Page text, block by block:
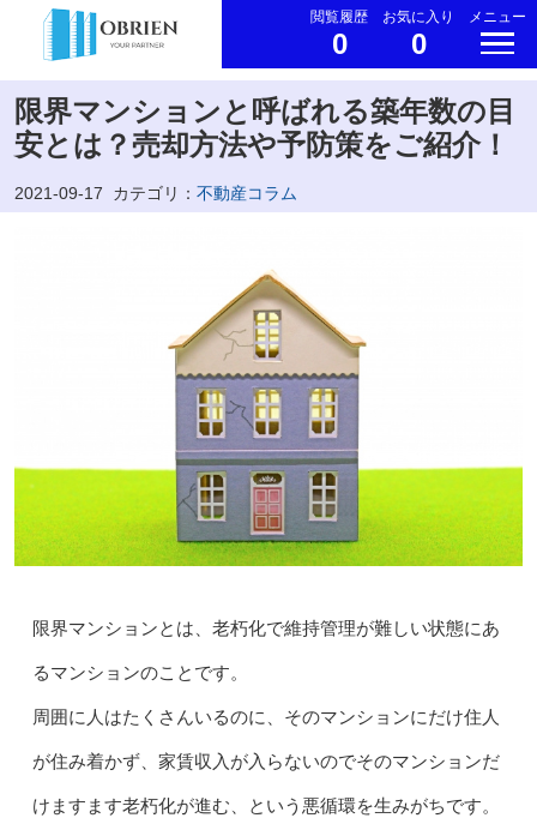
閲覧履歴
0
お気に入り
0
メニュー
限界マンションと呼ばれる築年数の目
安とは？売却方法や予防策をご紹介！
2021-09-17 カテゴリ： 不動産コラム
限界マンションとは、老朽化で維持管理が難しい状態にあ
るマンションのことです。
周囲に人はたくさんいるのに、そのマンションにだけ住人
が住み着かず、家賃収入が入らないのでそのマンションだ
けますます老朽化が進む、という悪循環を生みがちです。